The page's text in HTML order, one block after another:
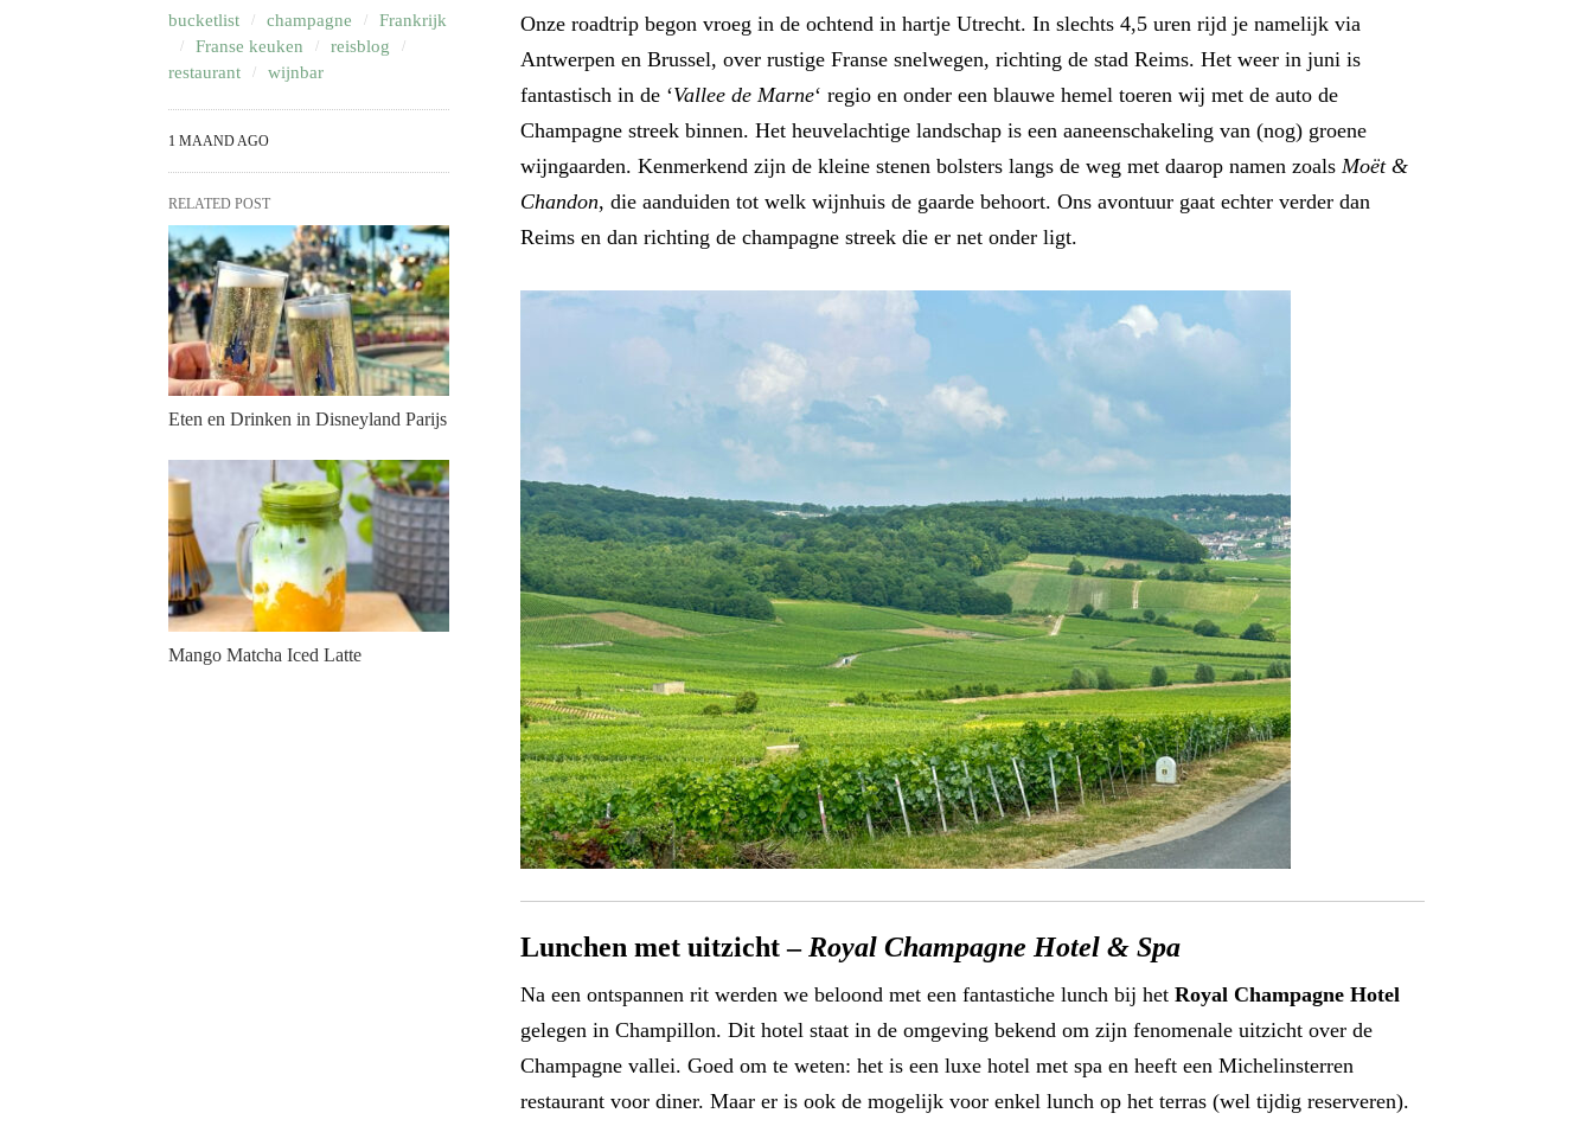
Onze roadtrip begon vroeg in de ochtend in hartje Utrecht. In slechts 4,5 uren rijd je namelijk via
Antwerpen en Brussel, over rustige Franse snelwegen, richting de stad Reims. Het weer in juni is
fantastisch in de ‘Vallee de Marne‘ regio en onder een blauwe hemel toeren wij met de auto de
Champagne streek binnen. Het heuvelachtige landschap is een aaneenschakeling van (nog) groene
wijngaarden. Kenmerkend zijn de kleine stenen bolsters langs de weg met daarop namen zoals Moët &
Chandon, die aanduiden tot welk wijnhuis de gaarde behoort. Ons avontuur gaat echter verder dan
Reims en dan richting de champagne streek die er net onder ligt.
Lunchen met uitzicht – Royal Champagne Hotel & Spa
Na een ontspannen rit werden we beloond met een fantastiche lunch bij het Royal Champagne Hotel
gelegen in Champillon. Dit hotel staat in de omgeving bekend om zijn fenomenale uitzicht over de
Champagne vallei. Goed om te weten: het is een luxe hotel met spa en heeft een Michelinsterren
restaurant voor diner. Maar er is ook de mogelijk voor enkel lunch op het terras (wel tijdig reserveren).
bucketlist champagne
Frankrijk
Franse keuken
reisblog
restaurant
wijnbar
1 MAAND AGO
RELATED POST
Eten en Drinken in Disneyland Parijs
Mango Matcha Iced Latte